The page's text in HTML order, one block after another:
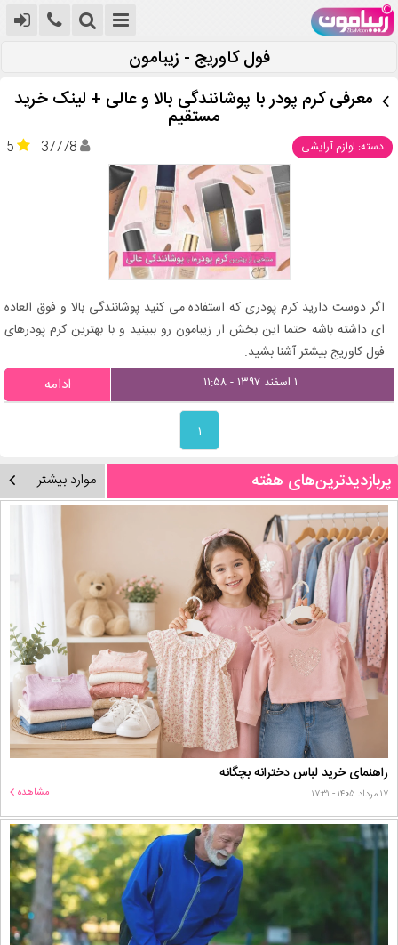
فول کاوریج - زیبامون
معرفی کرم پودر با پوشانندگی بالا و عالی + لینک خرید
مستقیم
دسته: لوازم آرایشی 5 37778
اگر دوست دارید کرم پودری که استفاده می کنید پوشانندگی بالا و فوق العاده
ای داشته باشه حتما این بخش از زیبامون رو ببینید و با بهترین کرم پودرهای
فول کاوریج بیشتر آشنا بشید.
۱ اسفند ۱۳۹۷ - ۱۱:۵۸ ادامه
۱
پربازدیدترین‌های هفته موارد بیشتر
راهنمای خرید لباس دخترانه بچگانه
۱۷ مرداد ۱۴۰۵ - ۱۷:۳۱ مشاهده